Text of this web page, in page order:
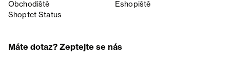
Obchodiště
Eshopiště
Shoptet Status
Máte dotaz? Zeptejte se nás